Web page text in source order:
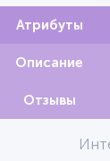
Атрибуты
Описание
Отзывы